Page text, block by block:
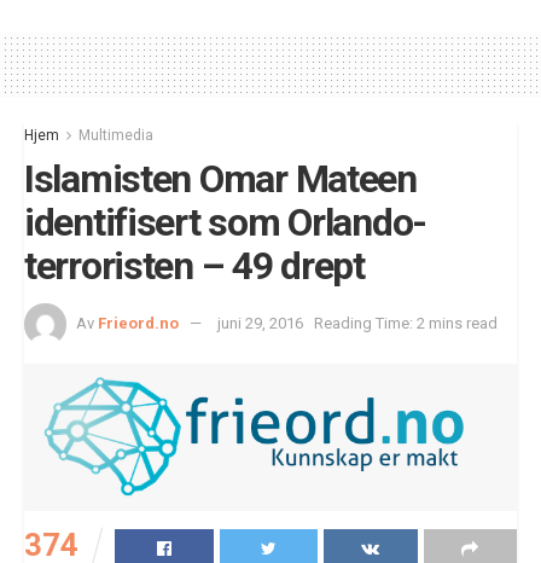
Hjem Multimedia
Islamisten Omar Mateen
identifisert som Orlando-
terroristen – 49 drept
Av Frieord.no juni 29, 2016 Reading Time: 2 mins read
374